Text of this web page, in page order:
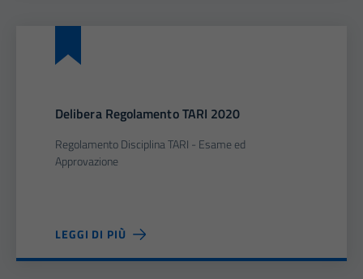
Delibera Regolamento TARI 2020
Regolamento Disciplina TARI - Esame ed
Approvazione
LEGGI DI PIÙ